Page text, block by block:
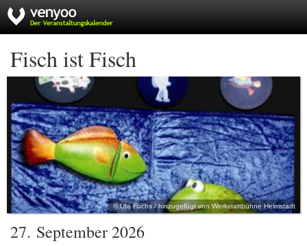
Fisch ist Fisch
© Ute Fuchs / hinzugefügt von Werkstattbühne Helmstadt
27. September 2026